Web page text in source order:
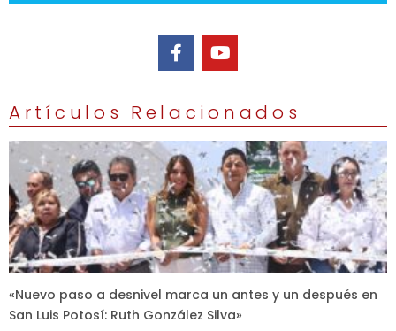
Artículos Relacionados
«Nuevo paso a desnivel marca un antes y un después en
San Luis Potosí: Ruth González Silva»